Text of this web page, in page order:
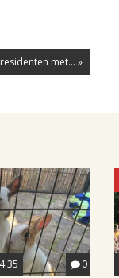
met... »
0